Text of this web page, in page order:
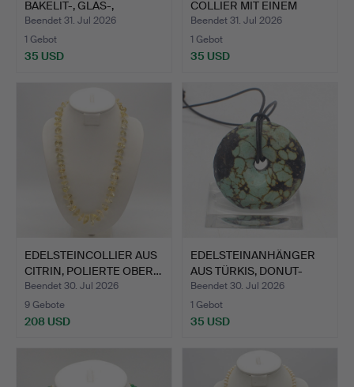
BAKELIT-, GLAS-,
KERAMIK-…
Beendet 31. Jul 2026
1 Gebot
35 USD
COLLIER MIT EINEM
VENDS…
Beendet 31. Jul 2026
1 Gebot
35 USD
EDELSTEINCOLLIER AUS
CITRIN, POLIERTE OBER…
Beendet 30. Jul 2026
9 Gebote
208 USD
EDELSTEINANHÄNGER
AUS TÜRKIS, DONUT-
FORM, …
Beendet 30. Jul 2026
1 Gebot
35 USD